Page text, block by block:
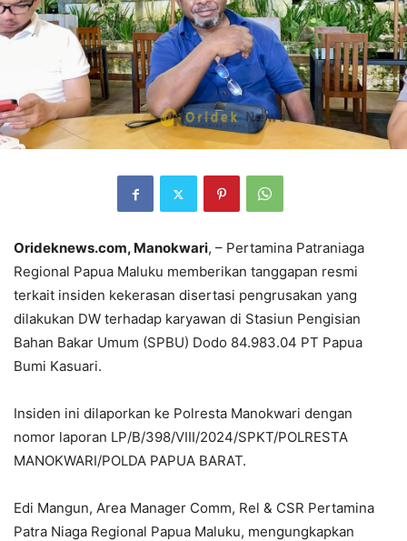
Orideknews.com, Manokwari, – Pertamina Patraniaga
Regional Papua Maluku memberikan tanggapan resmi
terkait insiden kekerasan disertasi pengrusakan yang
dilakukan DW terhadap karyawan di Stasiun Pengisian
Bahan Bakar Umum (SPBU) Dodo 84.983.04 PT Papua
Bumi Kasuari.
Insiden ini dilaporkan ke Polresta Manokwari dengan
nomor laporan LP/B/398/VIII/2024/SPKT/POLRESTA
MANOKWARI/POLDA PAPUA BARAT.
Edi Mangun, Area Manager Comm, Rel & CSR Pertamina
Patra Niaga Regional Papua Maluku, mengungkapkan